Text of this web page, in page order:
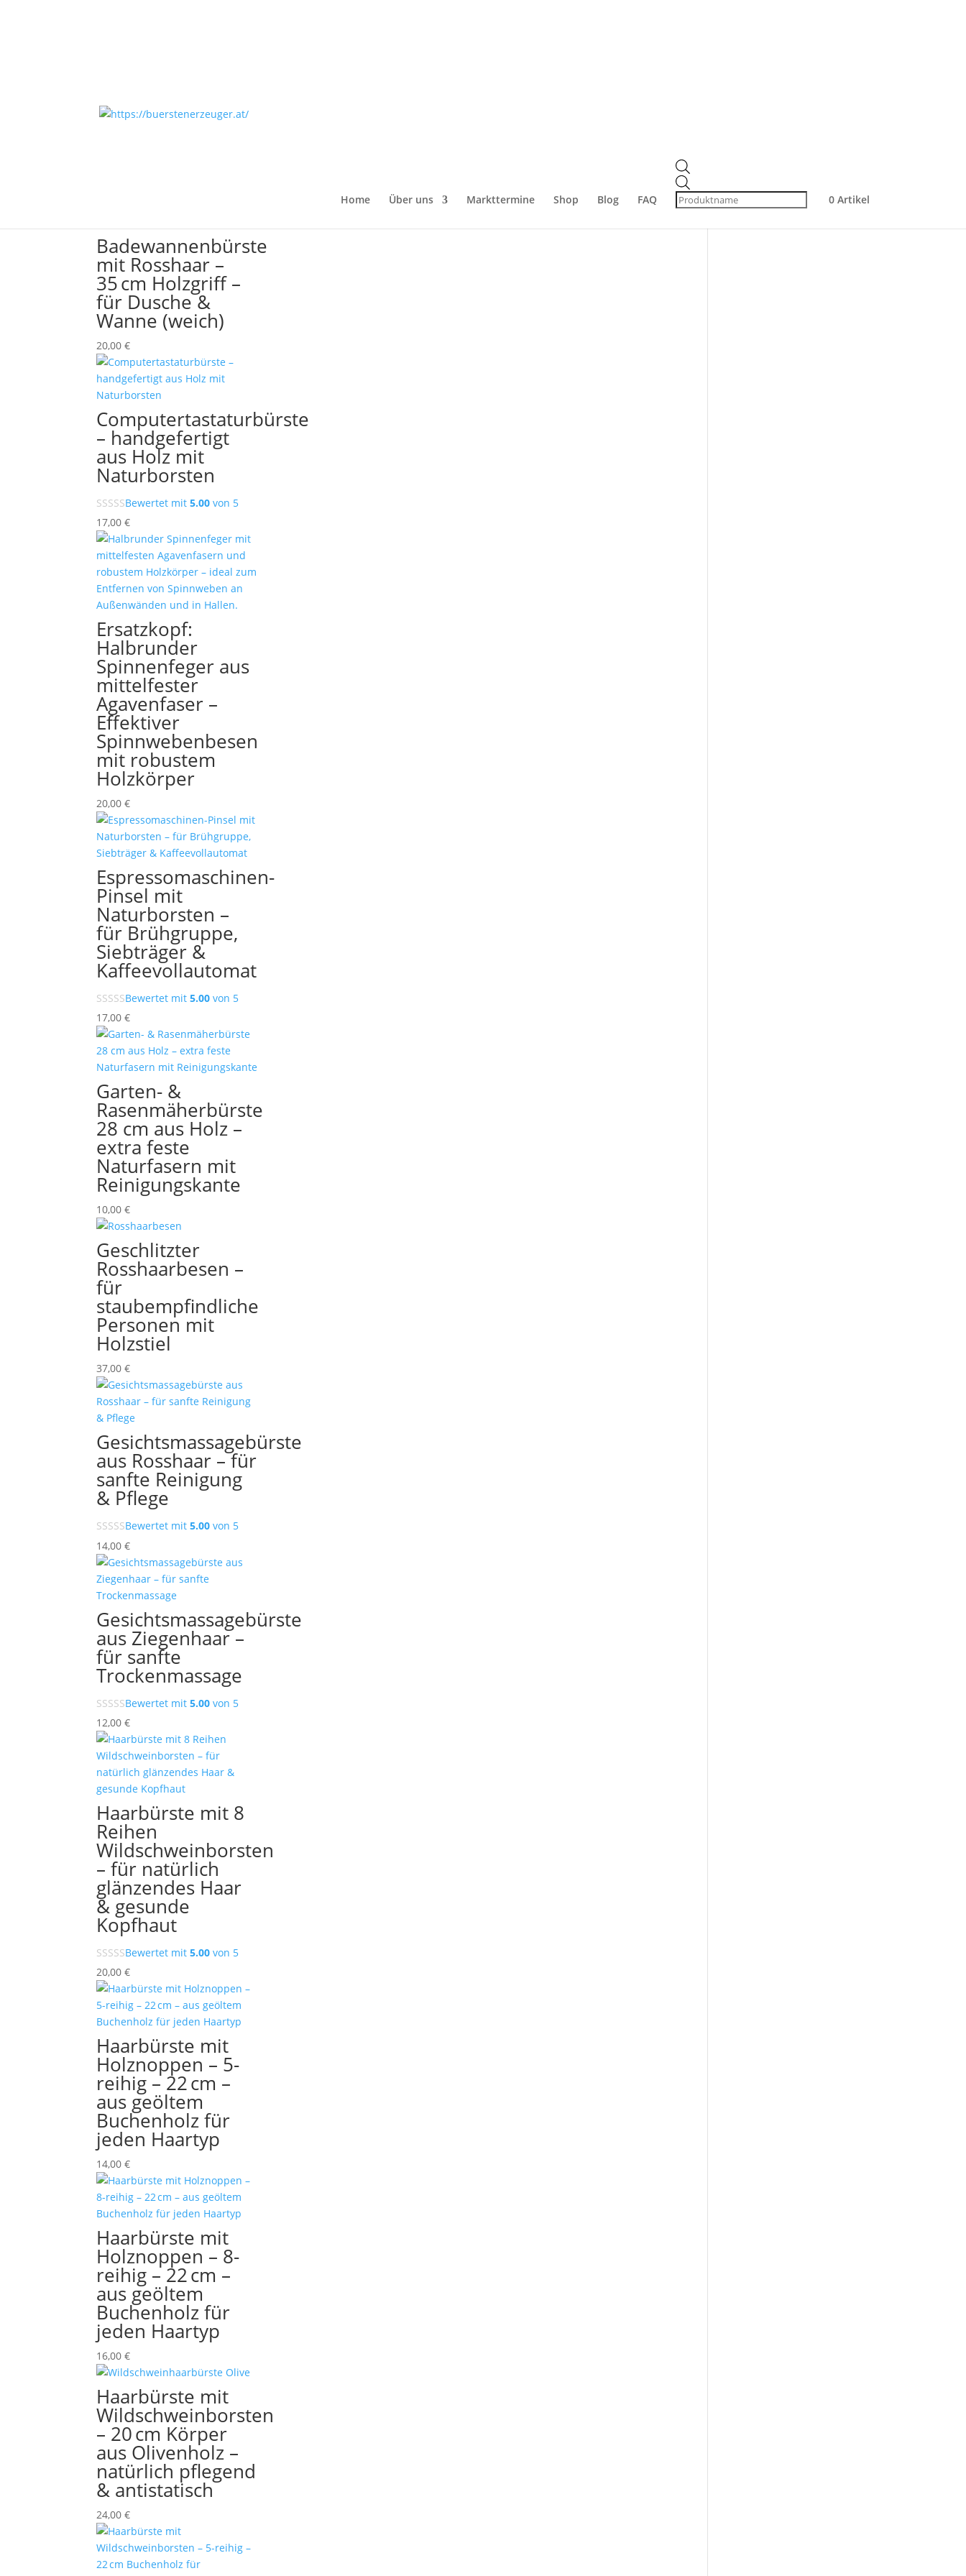
Home Über uns Markttermine Shop Blog FAQ
search
0 Artikel
Start/ Individualisieren
Individualisieren
Badewannenbürste
mit Rosshaar –
35 cm Holzgriff –
für Dusche &
Wanne (weich)
20,00€
Computertastaturbürste
– handgefertigt
aus Holz mit
Naturborsten
Bewertet mit5.00 von 5
17,00€
Ersatzkopf:
Halbrunder
Spinnenfeger aus
mittelfester
Agavenfaser –
Effektiver
Spinnwebenbesen
mit robustem
Holzkörper
20,00€
Espressomaschinen-
Pinsel mit
Naturborsten –
für Brühgruppe,
Siebträger &
Kaffeevollautomat
Bewertet mit5.00 von 5
17,00€
Garten- &
Rasenmäherbürste
28 cm aus Holz –
extra feste
Naturfasern mit
Reinigungskante
10,00€
Geschlitzter
Rosshaarbesen –
für
staubempfindliche
Personen mit
Holzstiel
37,00€
Gesichtsmassagebürste
aus Rosshaar – für
sanfte Reinigung
& Pflege
Bewertet mit5.00 von 5
14,00€
Gesichtsmassagebürste
aus Ziegenhaar –
für sanfte
Trockenmassage
Bewertet mit5.00 von 5
12,00€
Haarbürste mit 8
Reihen
Wildschweinborsten
– für natürlich
glänzendes Haar
& gesunde
Kopfhaut
Bewertet mit5.00 von 5
20,00€
Haarbürste mit
Holznoppen – 5-
reihig – 22 cm –
aus geöltem
Buchenholz für
jeden Haartyp
14,00€
Haarbürste mit
Holznoppen – 8-
reihig – 22 cm –
aus geöltem
Buchenholz für
jeden Haartyp
16,00€
Haarbürste mit
Wildschweinborsten
– 20 cm Körper
aus Olivenholz –
natürlich pflegend
& antistatisch
24,00€